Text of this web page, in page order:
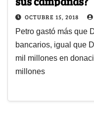
OCTUBRE 15, 2018
Petro gastó más que
bancarios, igual que
mil millones en
millones